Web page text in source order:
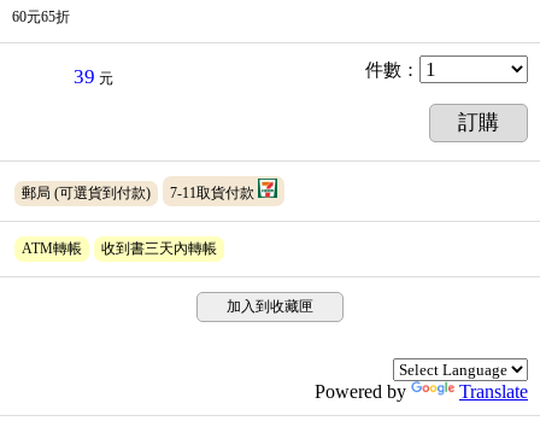
60元65折
39 元 件數 ：
訂購
郵局 (可選貨到付款) 7-11取貨付款
ATM轉帳 收到書三天內轉帳
加入到收藏匣
Powered by Translate